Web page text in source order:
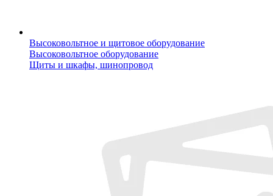
Высоковольтное и щитовое оборудование
Высоковольтное оборудование
Щиты и шкафы, шинопровод